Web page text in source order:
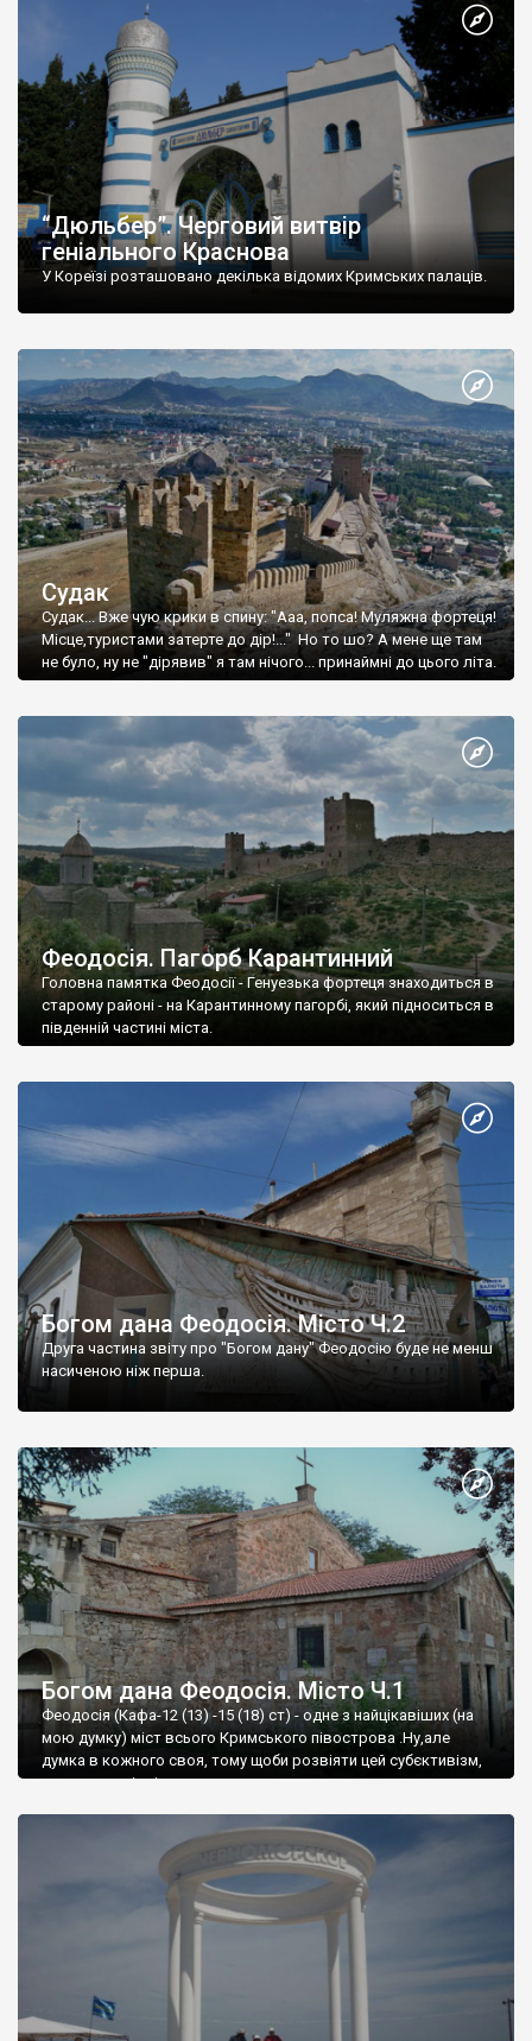
“Дюльбер”. Черговий витвір
геніального Краснова
У Кореїзі розташовано декілька відомих Кримських палаців.
Судак
Судак... Вже чую крики в спину: "Ааа, попса! Муляжна фортеця!
Місце,туристами затерте до дір!..." Но то шо? А мене ще там
не було, ну не "дірявив" я там нічого... принаймні до цього літа.
Феодосія. Пагорб Карантинний
Головна памятка Феодосії - Генуезька фортеця знаходиться в
старому районі - на Карантинному пагорбі, який підноситься в
південній частині міста.
Богом дана Феодосія. Місто Ч.2
Друга частина звіту про "Богом дану" Феодосію буде не менш
насиченою ніж перша.
Богом дана Феодосія. Місто Ч.1
Феодосія (Кафа-12 (13) -15 (18) ст) - одне з найцікавіших (на
мою думку) міст всього Кримського півострова .Ну,але
думка в кожного своя, тому щоби розвіяти цей субєктивізм,
запрошую відвідати це